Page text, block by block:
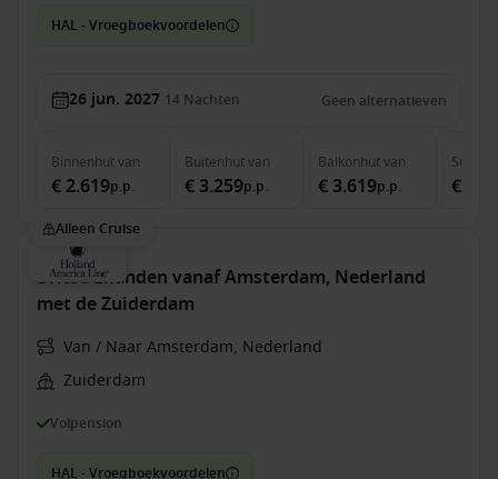
HAL - Vroegboekvoordelen
26 jun. 2027 14 Nachten Geen alternatieven
Binnenhutvan
€ 2.619p.p.
Buitenhutvan
€ 3.259p.p.
Balkonhutvan
€ 3.619p.p.
Suite
€
Alleen Cruise
Britse Eilanden vanaf Amsterdam, Nederland
met de Zuiderdam
Van / Naar Amsterdam, Nederland
Zuiderdam
Volpension
HAL - Vroegboekvoordelen